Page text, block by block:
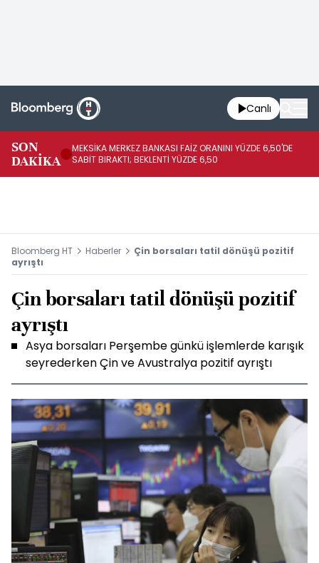
Canlı
SON
DAKİKA
MEKSİKA MERKEZ BANKASI FAİZ ORANINI YÜZDE 6,50'DE
SABİT BIRAKTI; BEKLENTİ YÜZDE 6,50
Bloomberg HT Haberler
Çin borsaları tatil dönüşü pozitif
ayrıştı
Çin borsaları tatil dönüşü pozitif
ayrıştı
Asya borsaları Perşembe günkü işlemlerde karışık
seyrederken Çin ve Avustralya pozitif ayrıştı